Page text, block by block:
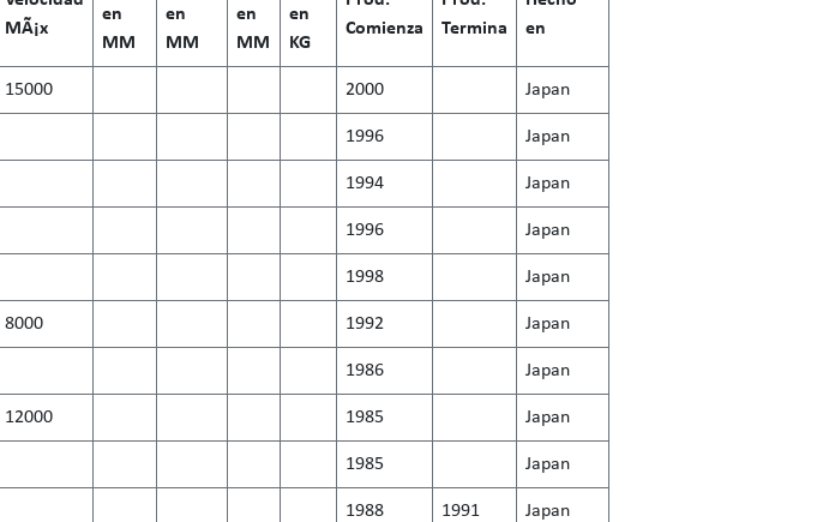
MÃ¡x
en
MM
en
MM
en
MM
en
KG
Comienza
Termina
en
15000 2000 Japan
1996 Japan
1994 Japan
1996 Japan
1998 Japan
8000 1992 Japan
1986 Japan
12000 1985 Japan
1985 Japan
1988 1991 Japan